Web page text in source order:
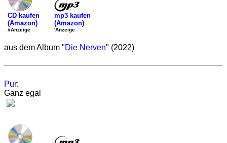
CD kaufen
(Amazon)
#Anzeige
mp3 kaufen
(Amazon)
'Anzeige
aus dem Album "Die Nerven" (2022)
Pur:
Ganz egal